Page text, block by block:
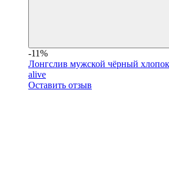
-11%
Лонгслив мужской чёрный
alive
Оставить отзыв